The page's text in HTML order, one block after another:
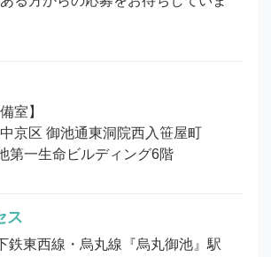
室】
京区 御池通東洞院西入笹屋町
第一生命ビルディング6階
ス
鉄東西線・烏丸線『烏丸御池』駅